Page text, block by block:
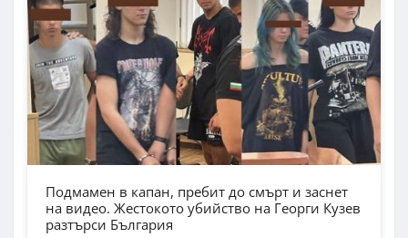
Подмамен в капан, пребит до смърт и заснет
на видео. Жестокото убийство на Георги Кузев
разтърси България